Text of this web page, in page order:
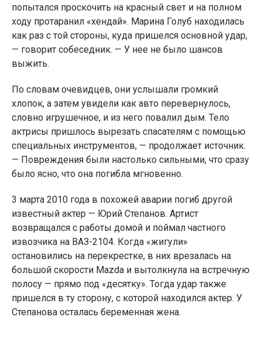
попытался проскочить на красный свет и на полном
ходу протаранил «хендай». Марина Голуб находилась
как раз с той стороны, куда пришелся основной удар,
— говорит собеседник. — У нее не было шансов
выжить.
По словам очевидцев, они услышали громкий
хлопок, а затем увидели как авто перевернулось,
словно игрушечное, и из него повалил дым. Тело
актрисы пришлось вырезать спасателям с помощью
специальных инструментов, — продолжает источник.
— Повреждения были настолько сильными, что сразу
было ясно, что она погибла мгновенно.
3 марта 2010 года в похожей аварии погиб другой
известный актер — Юрий Степанов. Артист
возвращался с работы домой и поймал частного
извозчика на ВАЗ-2104. Когда «жигули»
остановились на перекрестке, в них врезалась на
большой скорости Mazda и вытолкнула на встречную
полосу — прямо под «десятку». Тогда удар также
пришелся в ту сторону, с которой находился актер. У
Степанова осталась беременная жена.